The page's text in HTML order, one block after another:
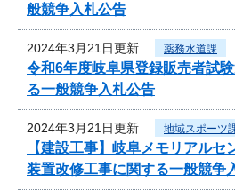
般競争入札公告
2024年3月21日更新 薬務水道課
令和6年度岐阜県登録販売者試
る一般競争入札公告
2024年3月21日更新 地域スポーツ
【建設工事】岐阜メモリアルセ
装置改修工事に関する一般競争